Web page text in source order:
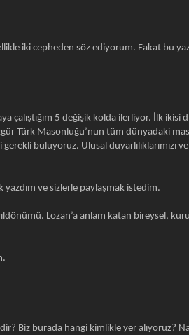
iki cepheden söz ediyorum. Fakat bu
çalıştığım 5 değişik kolda ilerliyor. İlk
Türk Masonluğu’nun tüm dünyadaki
buluyoruz. Ulusal
yazdım ve sizlerle paylaşmak istedim.
Lozan’a anlam katan bireysel,
Biz burada hangi kimlikle yer